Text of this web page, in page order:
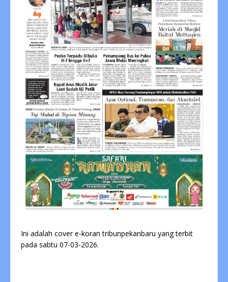
Ini adalah cover e-koran tribunpekanbaru yang terbit
pada sabtu 07-03-2026.